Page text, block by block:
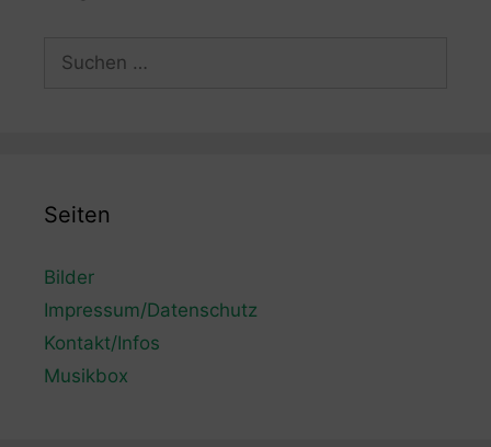
Seiten
Bilder
Impressum/Datenschutz
Kontakt/Infos
Musikbox